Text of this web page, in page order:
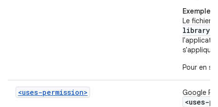
Exemple 2
Le fichier
library>
Pour en
<uses-permission> Google
<uses-